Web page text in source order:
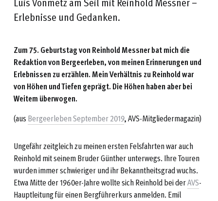
Erlebnisse und Gedanken.
Zum 75. Geburtstag von Reinhold Messner bat mich die
Redaktion von Bergeerleben, von meinen Erinnerungen und
Erlebnissen zu erzählen. Mein Verhältnis zu Reinhold war
von Höhen und Tiefen geprägt. Die Höhen haben aber bei
Weitem überwogen.
(aus Bergeerleben September 2019, AVS-Mitgliedermagazin)
Ungefähr zeitgleich zu meinen ersten Felsfahrten war auch
Reinhold mit seinem Bruder Günther unterwegs. Ihre Touren
wurden immer schwieriger und ihr Bekanntheitsgrad wuchs.
Etwa Mitte der 1960er-Jahre wollte sich Reinhold bei derAVS-
Hauptleitung für einen Bergführerkurs anmelden. Emil